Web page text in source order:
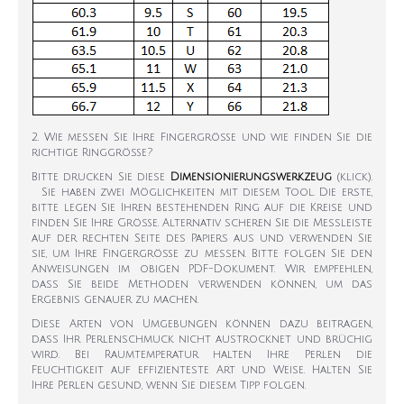
2. Wie messen Sie Ihre Fingergröße und wie finden Sie die
richtige Ringgröße?
Bitte drucken Sie diese Dimensionierungswerkzeug (klick).
Sie haben zwei Möglichkeiten mit diesem Tool. Die erste,
bitte legen Sie Ihren bestehenden Ring auf die Kreise und
finden Sie Ihre Größe. Alternativ scheren Sie die Messleiste
auf der rechten Seite des Papiers aus und verwenden Sie
sie, um Ihre Fingergröße zu messen. Bitte folgen Sie den
Anweisungen im obigen PDF-Dokument. Wir empfehlen,
dass Sie beide Methoden verwenden können, um das
Ergebnis genauer zu machen.
Diese Arten von Umgebungen können dazu beitragen,
dass Ihr Perlenschmuck nicht austrocknet und brüchig
wird. Bei Raumtemperatur halten Ihre Perlen die
Feuchtigkeit auf effizienteste Art und Weise. Halten Sie
Ihre Perlen gesund, wenn Sie diesem Tipp folgen.